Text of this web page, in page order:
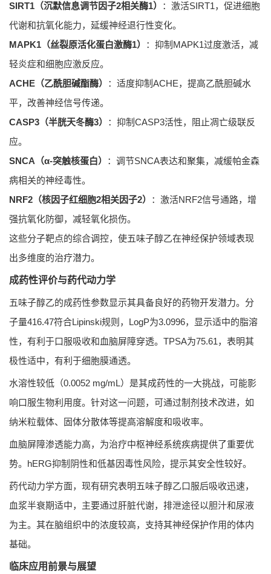
SIRT1（沉默信息调节因子2相关酶1）
：激活SIRT1，促进细胞
代谢和抗氧化能力，延缓神经退行性变化。
MAPK1（丝裂原活化蛋白激酶1）
：抑制MAPK1过度激活，减
轻炎症和细胞应激反应。
ACHE（乙酰胆碱酯酶）
：适度抑制ACHE，提高乙酰胆碱水
平，改善神经信号传递。
CASP3（半胱天冬酶3）
：抑制CASP3活性，阻止凋亡级联反
应。
SNCA（α-突触核蛋白）
：调节SNCA表达和聚集，减缓帕金森
病相关的神经毒性。
NRF2（核因子红细胞2相关因子2）
：激活NRF2信号通路，增
强抗氧化防御，减轻氧化损伤。
这些分子靶点的综合调控，使五味子醇乙在神经保护领域表现
出多维度的治疗潜力。
成药性评价与药代动力学
五味子醇乙的成药性参数显示其具备良好的药物开发潜力。分
子量416.47符合Lipinski规则，LogP为3.0996，显示适中的脂溶
性，有利于口服吸收和血脑屏障穿透。TPSA为75.61，表明其
极性适中，有利于细胞膜通透。
水溶性较低（0.0052 mg/mL）是其成药性的一大挑战，可能影
响口服生物利用度。针对这一问题，可通过制剂技术改进，如
纳米粒载体、固体分散体等提高溶解度和吸收率。
血脑屏障渗透能力高，为治疗中枢神经系统疾病提供了重要优
势。hERG抑制阴性和低基因毒性风险，提示其安全性较好。
药代动力学方面，现有研究表明五味子醇乙口服后吸收迅速，
血浆半衰期适中，主要通过肝脏代谢，排泄途径以胆汁和尿液
为主。其在脑组织中的浓度较高，支持其神经保护作用的体内
基础。
临床应用前景与展望